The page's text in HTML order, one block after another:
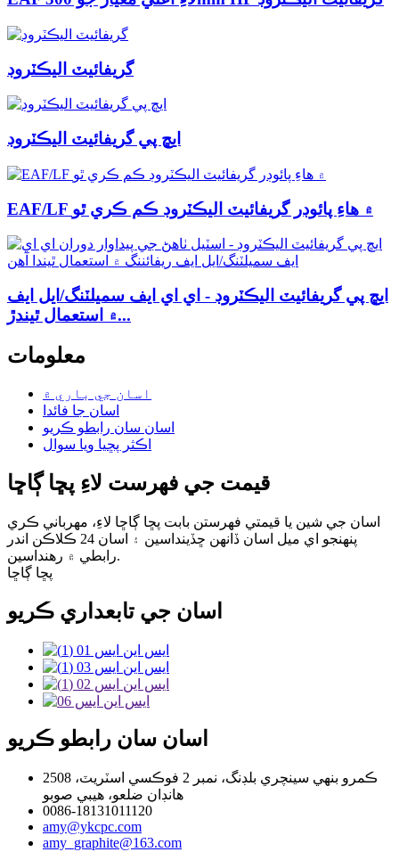
گريفائيٽ اليڪٽروڊ
ايڇ پي گريفائيٽ اليڪٽروڊ
EAF/LF ۾ هاءِ پائوڊر گريفائيٽ اليڪٽروڊ ڪم ڪري ٿو
ايڇ پي گريفائيٽ اليڪٽروڊ - اي اي ايف سميلٽنگ/ايل ايف
۾ استعمال ٿيندڙ...
معلومات
اسان جي باري ۾
اسان جا فائدا
اسان سان رابطو ڪريو
اڪثر پڇيا ويا سوال
قيمت جي فهرست لاءِ پڇا ڳاڇا
اسان جي شين يا قيمتي فهرستن بابت پڇا ڳاڇا لاءِ، مهرباني ڪري
پنهنجو اي ميل اسان ڏانهن ڇڏينداسين ۽ اسان 24 ڪلاڪن اندر
رابطي ۾ رهنداسين.
پڇا ڳاڇا
اسان جي تابعداري ڪريو
اسان سان رابطو ڪريو
2508 ڪمرو بنهي سينچري بلڊنگ، نمبر 2 فوڪسي اسٽريٽ،
هانڊان ضلعو، هيبي صوبو
0086-18131011120
amy@ykcpc.com
amy_graphite@163.com